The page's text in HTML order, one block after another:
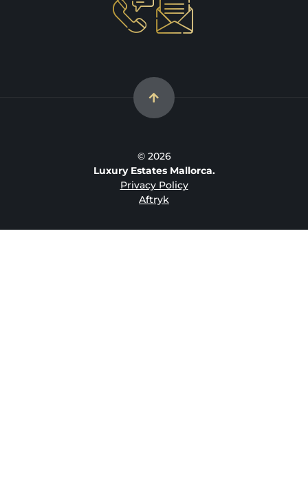
© 2026
Luxury Estates Mallorca.
Privacy Policy
Aftryk